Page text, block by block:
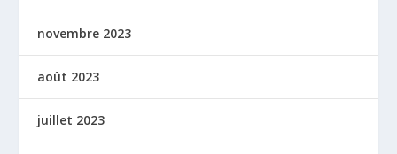
novembre 2023
août 2023
juillet 2023